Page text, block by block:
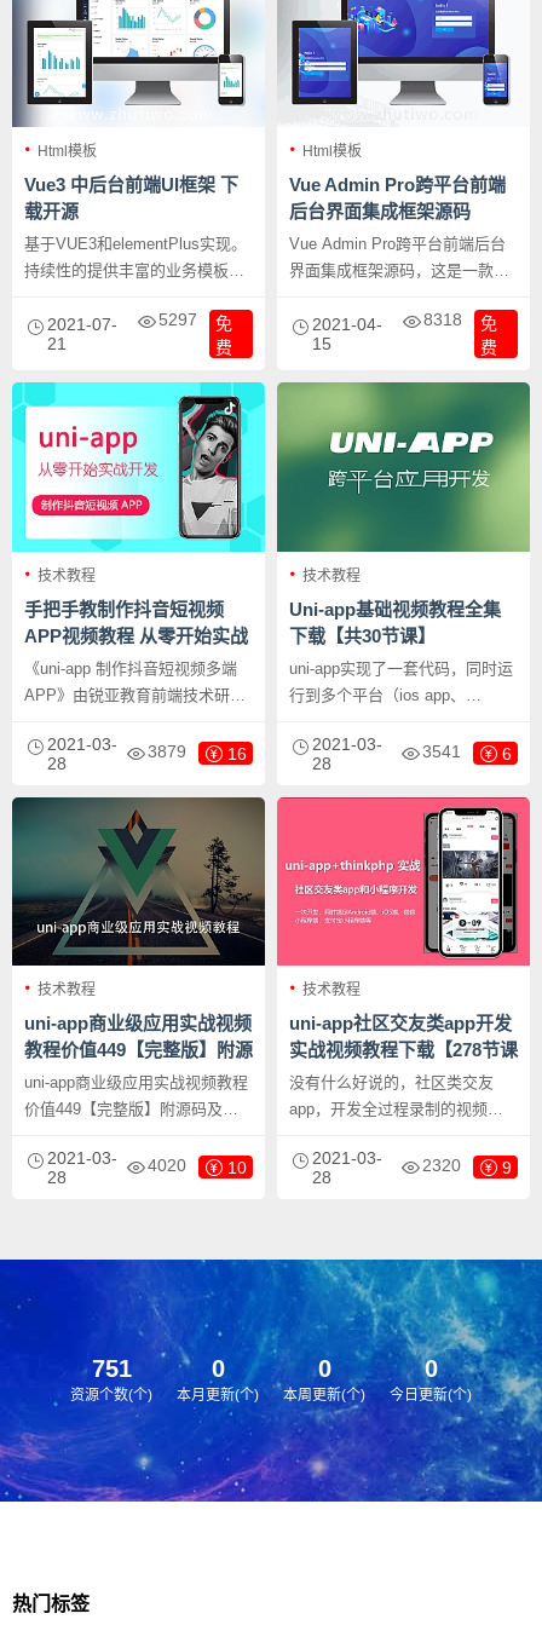
Html模板
Vue3 中后台前端UI框架 下
载开源
基于VUE3和elementPlus实现。
持续性的提供丰富的业务模板帮
任务。2021-07-
21
5297
免
费
Html模板
Vue Admin Pro跨平台前端
后台界面集成框架源码
Vue Admin Pro跨平台前端后台
界面集成框架源码，这是一款跨
持PC、手机、平板，是一套超棒
的后台界面源码。
2021-04-
15
8318
免
费
技术教程
手把手教制作抖音短视频
APP视频教程 从零开始实战
【完整版】
《uni-app 制作抖音短视频多端
APP》由锐亚教育前端技术研究
手从入门到精通的全栈课程，课
程以跨平台技术Uniapp制作抖音
短视开发为案例介绍前端开发的
基础技术，重点介绍了多视频类
app的常用组件，与视频服务器
交互技术，本课程以Node.js为服
务器端介绍如何搭建简单视频服
务器技术与客户端交换技术
2021-03-
28
3879 16
技术教程
Uni-app基础视频教程全集
下载【共30节课】
uni-app实现了一套代码，同时运
行到多个平台（ios app、
教程详细讲解了 uni-app 开发相
关的基础知识点。
2021-03-
28
3541 6
技术教程
uni-app商业级应用实战视频
教程价值449【完整版】附源
码及资料包
uni-app商业级应用实战视频教程
价值449【完整版】附源码及资
Vue.js 开发所有前端应用的框
架，开发者编写一套代码，可发
条/QQ/钉钉）等多个平台。
2021-03-
28
4020 10
技术教程
uni-app社区交友类app开发
实战视频教程下载【278节课
完整版】
没有什么好说的，社区类交友
app，开发全过程录制的视频，
富，一个项目下来，你可能就什
么都会了。详细的uniapp社区交
城，即时通讯，音频小说、网
盘、点播、直播）帮助你获得技
术优势并提高面试竞争力。
2021-03-
28
2320 9
751
资源个数(个)
0
本月更新(个)
0
本周更新(个)
0
今日更新(个)
热门标签